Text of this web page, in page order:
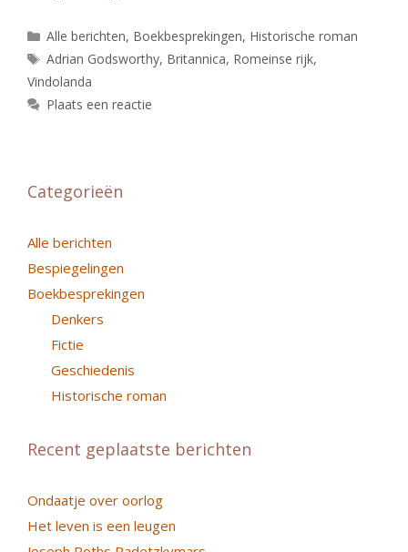
Categorieën
Alle berichten, Boekbesprekingen, Historische roman
Tags
Adrian Godsworthy, Britannica, Romeinse rijk,
Vindolanda
Plaats een reactie
Categorieën
Alle berichten
Bespiegelingen
Boekbesprekingen
Denkers
Fictie
Geschiedenis
Historische roman
Recent geplaatste berichten
Ondaatje over oorlog
Het leven is een leugen